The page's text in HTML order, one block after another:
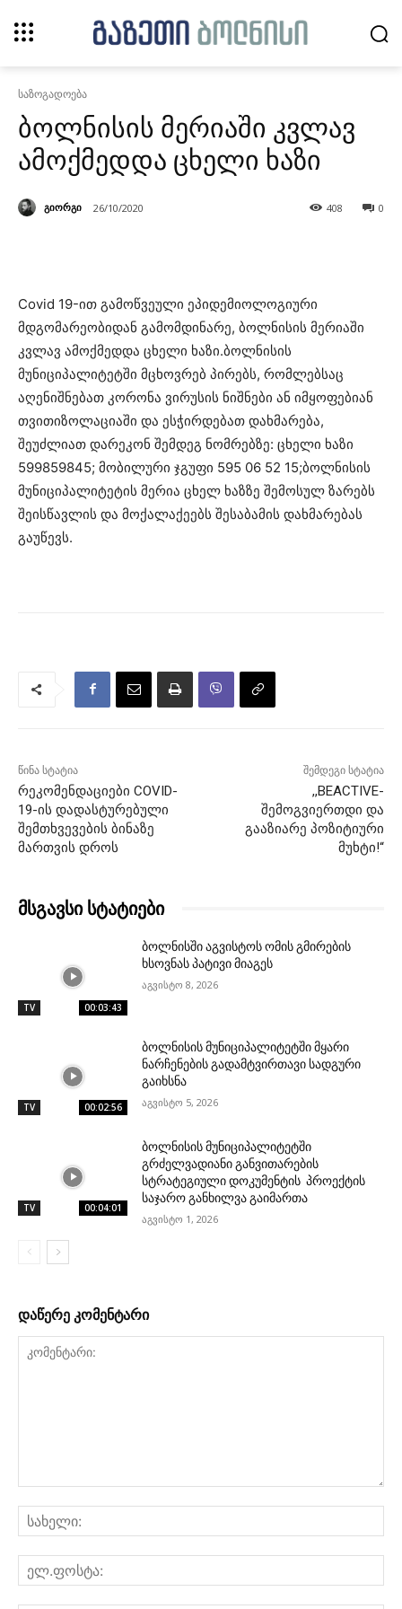
საზოგადოება
ბოლნისის მერიაში კვლავ
ამოქმედდა ცხელი ხაზი
გიორგი 26/10/2020 0
408
Covid 19-ით გამოწვეული ეპიდემიოლოგიური
მდგომარეობიდან გამომდინარე, ბოლნისის მერიაში
კვლავ ამოქმედდა ცხელი ხაზი.ბოლნისის
მუნიციპალიტეტში მცხოვრებ პირებს, რომლებსაც
აღენიშნებათ კორონა ვირუსის ნიშნები ან იმყოფებიან
თვითიზოლაციაში და ესჭირდებათ დახმარება,
შეუძლიათ დარეკონ შემდეგ ნომრებზე: ცხელი ხაზი
599859845; მობილური ჯგუფი 595 06 52 15;ბოლნისის
მუნიციპალიტეტის მერია ცხელ ხაზზე შემოსულ ზარებს
შეისწავლის და მოქალაქეებს შესაბამის დახმარებას
გაუწევს.
წინა სტატია
რეკომენდაციები COVID-
19-ის დადასტურებული
შემთხვევების ბინაზე
მართვის დროს
შემდეგი სტატია
,,BEACTIVE-
შემოგვიერთდი და
გააზიარე პოზიტიური
მუხტი!“
მსგავსი სტატიები
TV 00:03:43
ბოლნისში აგვისტოს ომის გმირების
ხსოვნას პატივი მიაგეს
აგვისტო 8, 2026
TV 00:02:56
ბოლნისის მუნიციპალიტეტში მყარი
ნარჩენების გადამტვირთავი სადგური
გაიხსნა
აგვისტო 5, 2026
TV 00:04:01
ბოლნისის მუნიციპალიტეტში
გრძელვადიანი განვითარების
სტრატეგიული დოკუმენტის პროექტის
საჯარო განხილვა გაიმართა
აგვისტო 1, 2026
დაწერე კომენტარი